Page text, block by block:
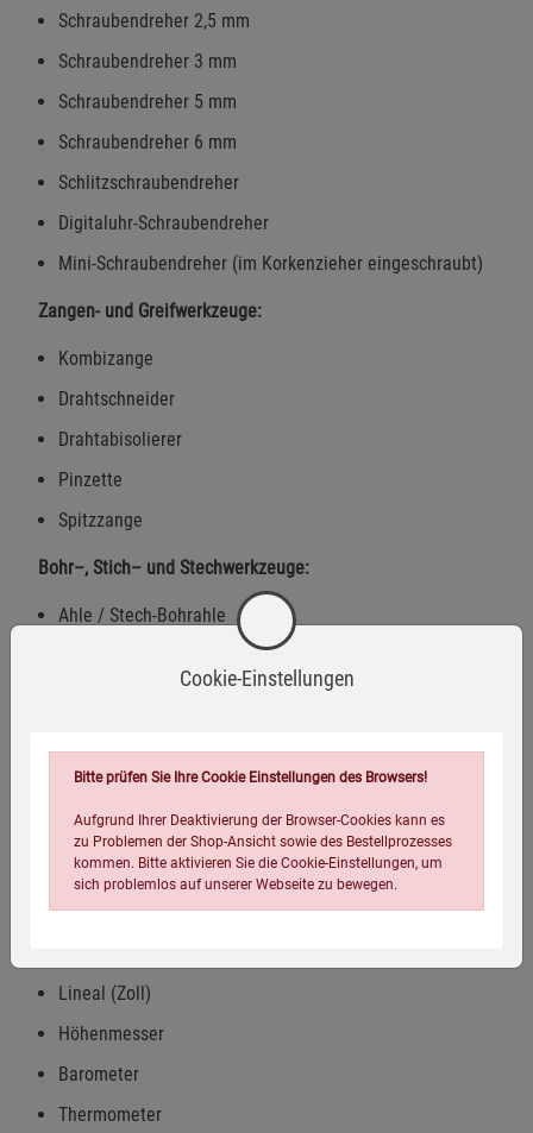
Schraubendreher 2,5 mm
Schraubendreher 3 mm
Schraubendreher 5 mm
Schraubendreher 6 mm
Schlitzschraubendreher
Digitaluhr-Schraubendreher
Mini-Schraubendreher (im Korkenzieher eingeschraubt)
Zangen- und Greifwerkzeuge:
Kombizange
Drahtschneider
Drahtabisolierer
Pinzette
Spitzzange
Bohr–, Stich– und Stechwerkzeuge:
Ahle / Stech-Bohrahle
Dosenöffner mit kleinem Schraubendreher
Kapselheber mit Schraubendreher und Drahtbieger
Reißnadel
Zentrierbohrer
Lochstanze
Lineal (Zoll)
Höhenmesser
Barometer
Thermometer
Cookie-Einstellungen
Bitte prüfen Sie Ihre Cookie Einstellungen des Browsers!
Aufgrund Ihrer Deaktivierung der Browser-Cookies kann es
zu Problemen der Shop-Ansicht sowie des Bestellprozesses
kommen. Bitte aktivieren Sie die Cookie-Einstellungen, um
sich problemlos auf unserer Webseite zu bewegen.